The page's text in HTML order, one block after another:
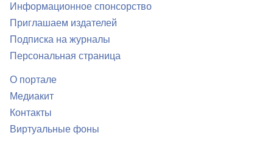
Информационное спонсорство
Приглашаем издателей
Подписка на журналы
Персональная страница
О портале
Медиакит
Контакты
Виртуальные фоны